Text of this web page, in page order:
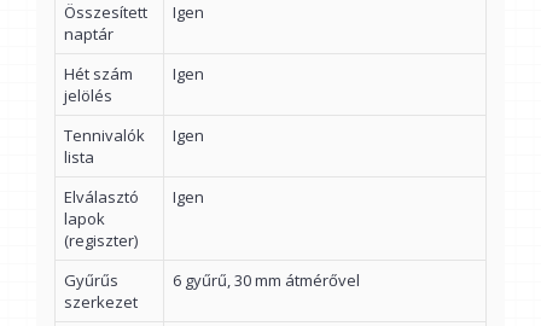
Összesített
naptár
Igen
Hét szám
jelölés
Igen
Tennivalók
lista
Igen
Elválasztó
lapok
(regiszter)
Igen
Gyűrűs
szerkezet
6 gyűrű, 30 mm átmérővel